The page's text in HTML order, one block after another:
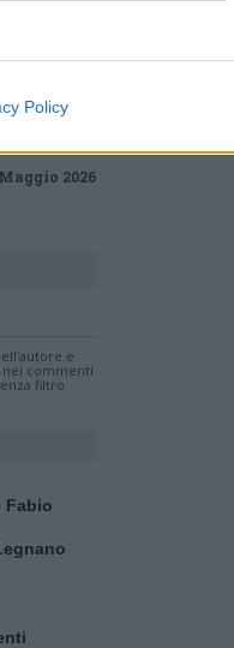
Policy
2026
e
nei commenti
filtro
Fabio